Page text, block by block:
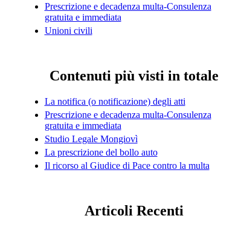
Prescrizione e decadenza multa-Consulenza
gratuita e immediata
Unioni civili
Contenuti più visti in totale
La notifica (o notificazione) degli atti
Prescrizione e decadenza multa-Consulenza
gratuita e immediata
Studio Legale Mongiovì
La prescrizione del bollo auto
Il ricorso al Giudice di Pace contro la multa
Articoli Recenti